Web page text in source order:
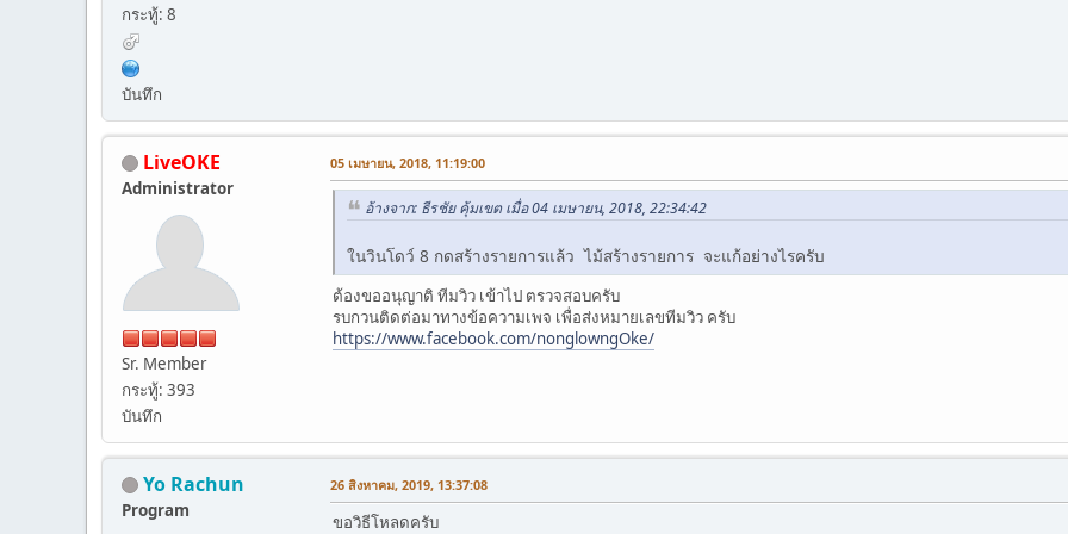
กระทู้: 8
บันทึก
LiveOKE
Administrator
Sr. Member
กระทู้: 393
บันทึก
05 เมษายน, 2018, 11:19:00
อ้างจาก: ธีรชัย คุ้มเขต เมื่อ 04 เมษายน, 2018, 22:34:42
ในวินโดว์ 8 กดสร้างรายการแล้ว ไม้สร้างรายการ จะแก้อย่างไรครับ
ต้องขออนุญาติ ทีมวิว เข้าไป ตรวจสอบครับ
รบกวนติดต่อมาทางข้อความเพจ เพื่อส่งหมายเลขทีมวิว ครับ
https://www.facebook.com/nonglowngOke/
Yo Rachun
Program
26 สิงหาคม, 2019, 13:37:08
ขอวิธีโหลดครับ